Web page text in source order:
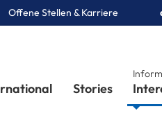
Offene Stellen & Karriere
Stories